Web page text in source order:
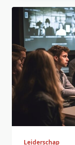
Leiderschap